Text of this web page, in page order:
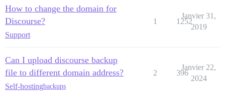
How to change the domain for
Discourse?
Support
1 1252
Janvier 31,
2019
Can I upload discourse backup
file to different domain address?
Self-hostingbackups
2 396
Janvier 22,
2024